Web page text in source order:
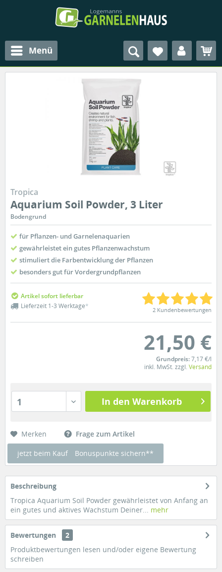
Menü
Tropica
Aquarium Soil Powder, 3 Liter
Bodengrund
für Pflanzen- und Garnelenaquarien
gewährleistet ein gutes Pflanzenwachstum
stimuliert die Farbentwicklung der Pflanzen
besonders gut für Vordergrundpflanzen
Artikel sofort lieferbar
Lieferzeit 1-3 Werktage* 2 Kundenbewertungen
21,50 €
Grundpreis:7,17 €/l
inkl. MwSt. zzgl. Versand
1 In den Warenkorb
Merken Frage zum Artikel
jetzt beim Kauf Bonuspunkte sichern**
Beschreibung
Tropica Aquarium Soil Powder gewährleistet von Anfang an
ein gutes und aktives Wachstum Deiner... mehr
Bewertungen
2
Produktbewertungen lesen und/oder eigene Bewertung
schreiben